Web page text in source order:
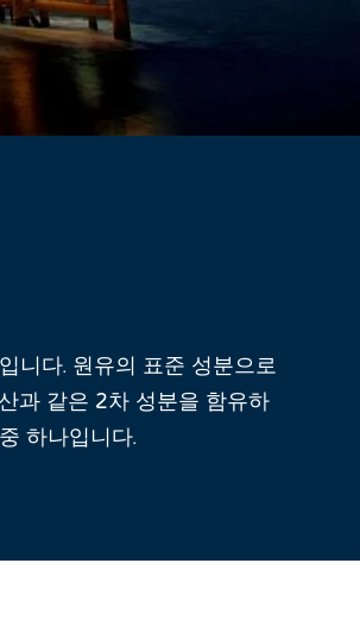
니다. 원유의 표준 성분으로
과 같은 2차 성분을 함유하
하나입니다.